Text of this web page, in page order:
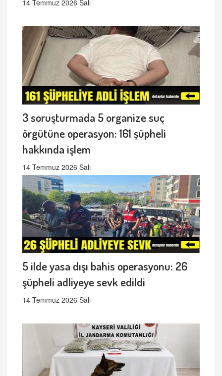
14 Temmuz 2026 Salı
3 soruşturmada 5 organize suç
örgütüne operasyon: 161 şüpheli
hakkında işlem
14 Temmuz 2026 Salı
5 ilde yasa dışı bahis operasyonu: 26
şüpheli adliyeye sevk edildi
14 Temmuz 2026 Salı